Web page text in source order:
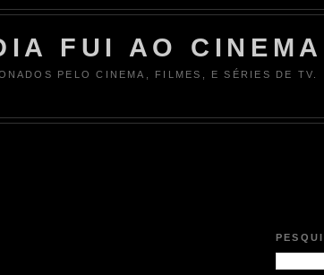
FUI AO CINEMA
PELO CINEMA, FILMES, E SÉRIES DE TV.